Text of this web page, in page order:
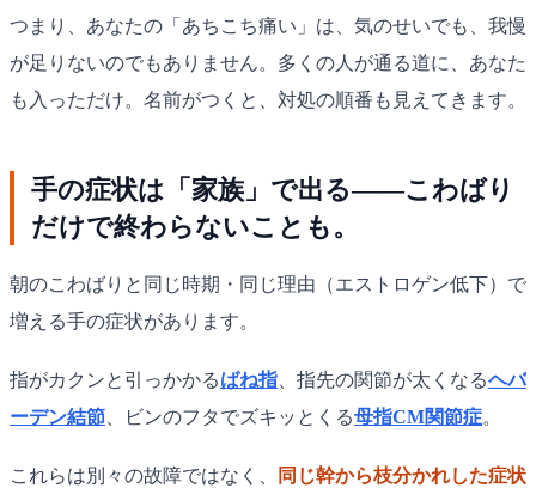
つまり、あなたの「あちこち痛い」は、気のせいでも、我慢
が足りないのでもありません。多くの人が通る道に、あなた
も入っただけ。名前がつくと、対処の順番も見えてきます。
手の症状は「家族」で出る——こわばり
だけで終わらないことも。
朝のこわばりと同じ時期・同じ理由（エストロゲン低下）で
増える手の症状があります。
指がカクンと引っかかるばね指 、指先の関節が太くなるヘバ
ーデン結節 、ビンのフタでズキッとくる母指CM関節症。
これらは別々の故障ではなく、
同じ幹から枝分かれした症状